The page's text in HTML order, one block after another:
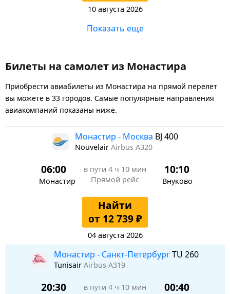
10 августа 2026
Показать еще
Билеты на самолет из Монастира
Приобрести авиабилеты из Монастира на прямой перелет
вы можете в 33 городов. Самые популярные направления
авиакомпаний показаны ниже.
Монастир - Москва BJ 400
Nouvelair Airbus A320
06:00
Монастир
в пути 4 ч 10 мин
Прямой рейс
10:10
Внуково
Найти
от 12 739 ₽
04 августа 2026
Монастир - Санкт-ПетербургTU 260
Tunisair Airbus A319
20:30 в пути 4 ч 10 мин
00:40